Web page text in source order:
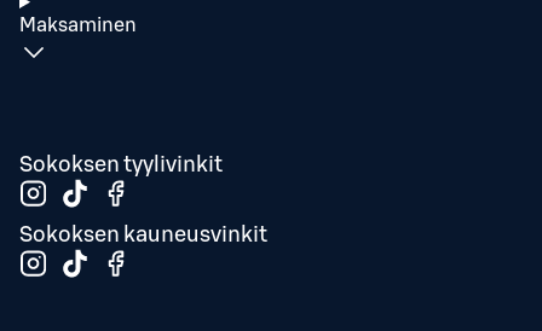
Maksaminen
Sokoksen tyylivinkit
Sokoksen kauneusvinkit